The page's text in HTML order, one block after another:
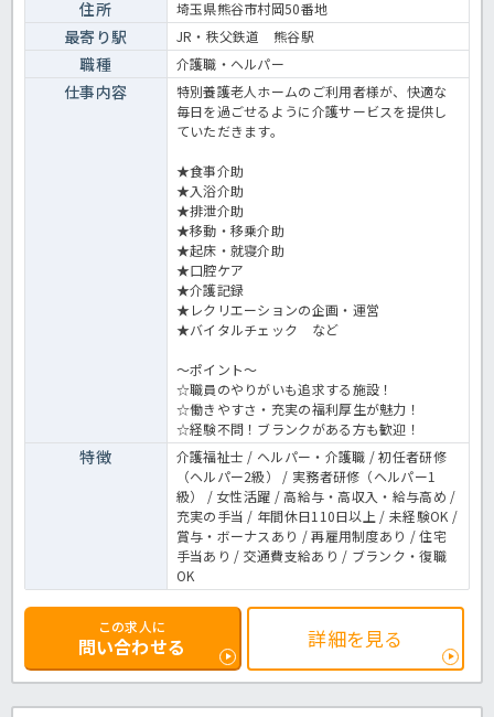
正職員 特養の求人＞
住所 埼玉県熊谷市村岡50番地
最寄り駅 JR・秩父鉄道 熊谷駅
職種 介護職・ヘルパー
仕事内容
特別養護老人ホームのご利用者様が、快適な
毎日を過ごせるように介護サービスを提供し
ていただきます。
★食事介助
★入浴介助
★排泄介助
★移動・移乗介助
★起床・就寝介助
★口腔ケア
★介護記録
★レクリエーションの企画・運営
★バイタルチェック など
～ポイント～
☆職員のやりがいも追求する施設！
☆働きやすさ・充実の福利厚生が魅力！
☆経験不問！ブランクがある方も歓迎！
特徴
介護福祉士 / ヘルパー・介護職 / 初任者研修
（ヘルパー2級） / 実務者研修（ヘルパー1
級） / 女性活躍 / 高給与・高収入・給与高め /
充実の手当 / 年間休日110日以上 / 未経験OK /
賞与・ボーナスあり / 再雇用制度あり / 住宅
手当あり / 交通費支給あり / ブランク・復職
OK
この求人に
問い合わせる 詳細を見る